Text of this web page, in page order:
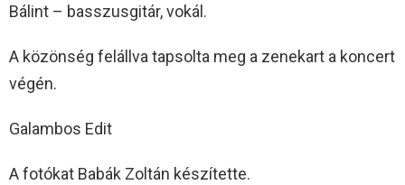
Bálint – basszusgitár, vokál.
A közönség felállva tapsolta meg a zenekart a koncert
végén.
Galambos Edit
A fotókat Babák Zoltán készítette.